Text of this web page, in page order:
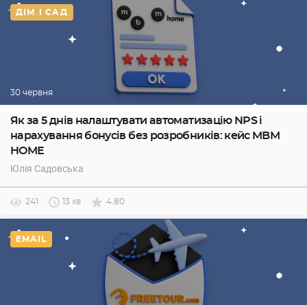
ДІМ І САД
30 червня
Як за 5 днів налаштувати автоматизацію NPS і
нарахування бонусів без розробників: кейс MBM
HOME
Юлія Садовська
241 13 хв 4.80
EMAIL